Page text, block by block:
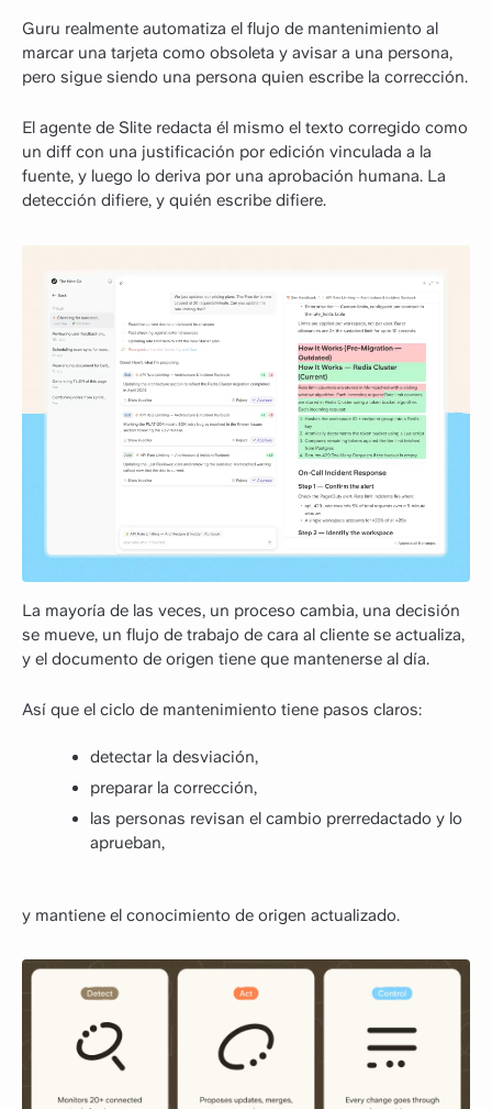
Guru realmente automatiza el flujo de mantenimiento al
marcar una tarjeta como obsoleta y avisar a una persona,
pero sigue siendo una persona quien escribe la corrección.
El agente de Slite redacta él mismo el texto corregido como
un diff con una justificación por edición vinculada a la
fuente, y luego lo deriva por una aprobación humana. La
detección difiere, y quién escribe difiere.
La mayoría de las veces, un proceso cambia, una decisión
se mueve, un flujo de trabajo de cara al cliente se actualiza,
y el documento de origen tiene que mantenerse al día.
Así que el ciclo de mantenimiento tiene pasos claros:
detectar la desviación,
preparar la corrección,
las personas revisan el cambio prerredactado y lo
aprueban,
y mantiene el conocimiento de origen actualizado.